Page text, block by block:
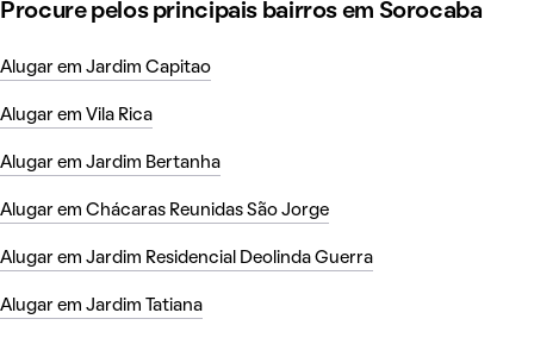
Procure pelos principais bairros em Sorocaba
Alugar em Jardim Capitao
Alugar em Vila Rica
Alugar em Jardim Bertanha
Alugar em Chácaras Reunidas São Jorge
Alugar em Jardim Residencial Deolinda Guerra
Alugar em Jardim Tatiana